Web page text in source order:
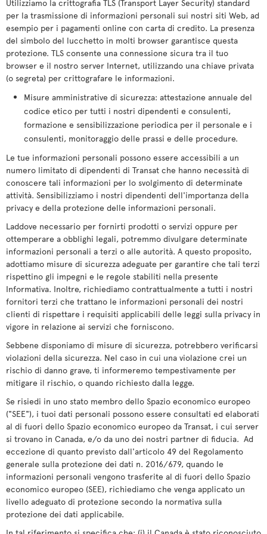
Utilizziamo la crittografia TLS (Transport Layer Security) standard
per la trasmissione di informazioni personali sui nostri siti Web, ad
esempio per i pagamenti online con carta di credito. La presenza
del simbolo del lucchetto in molti browser garantisce questa
protezione. TLS consente una connessione sicura tra il tuo
browser e il nostro server Internet, utilizzando una chiave privata
(o segreta) per crittografare le informazioni.
Misure amministrative di sicurezza: attestazione annuale del
codice etico per tutti i nostri dipendenti e consulenti,
formazione e sensibilizzazione periodica per il personale e i
consulenti, monitoraggio delle prassi e delle procedure.
Le tue informazioni personali possono essere accessibili a un
numero limitato di dipendenti di Transat che hanno necessità di
conoscere tali informazioni per lo svolgimento di determinate
attività. Sensibilizziamo i nostri dipendenti dell'importanza della
privacy e della protezione delle informazioni personali.
Laddove necessario per fornirti prodotti o servizi oppure per
ottemperare a obblighi legali, potremmo divulgare determinate
informazioni personali a terzi o alle autorità. A questo proposito,
adottiamo misure di sicurezza adeguate per garantire che tali terzi
rispettino gli impegni e le regole stabiliti nella presente
Informativa. Inoltre, richiediamo contrattualmente a tutti i nostri
fornitori terzi che trattano le informazioni personali dei nostri
clienti di rispettare i requisiti applicabili delle leggi sulla privacy in
vigore in relazione ai servizi che forniscono.
Sebbene disponiamo di misure di sicurezza, potrebbero verificarsi
violazioni della sicurezza. Nel caso in cui una violazione crei un
rischio di danno grave, ti informeremo tempestivamente per
mitigare il rischio, o quando richiesto dalla legge.
Se risiedi in uno stato membro dello Spazio economico europeo
("SEE"), i tuoi dati personali possono essere consultati ed elaborati
al di fuori dello Spazio economico europeo da Transat, i cui server
si trovano in Canada, e/o da uno dei nostri partner di fiducia. Ad
eccezione di quanto previsto dall'articolo 49 del Regolamento
generale sulla protezione dei dati n. 2016/679, quando le
informazioni personali vengono trasferite al di fuori dello Spazio
economico europeo (SEE), richiediamo che venga applicato un
livello adeguato di protezione secondo la normativa sulla
protezione dei dati applicabile.